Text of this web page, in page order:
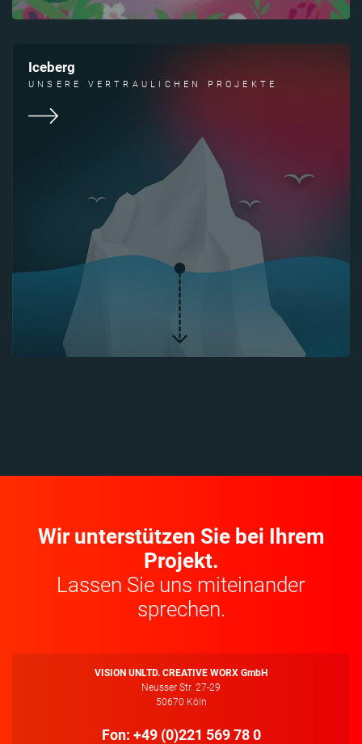
Iceberg
UNSERE VERTRAULICHEN PROJEKTE
Wir unterstützen Sie bei Ihrem
Projekt.
Lassen Sie uns miteinander
sprechen.
VISION UNLTD. CREATIVE WORX GmbH
Neusser Str. 27-29
50670 Köln
Fon: +49 (0)221 569 78 0